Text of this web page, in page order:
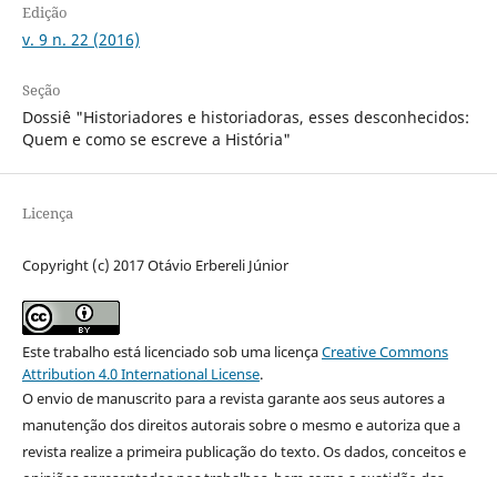
Edição
v. 9 n. 22 (2016)
Seção
Dossiê "Historiadores e historiadoras, esses desconhecidos:
Quem e como se escreve a História"
Licença
Copyright (c) 2017 Otávio Erbereli Júnior
Este trabalho está licenciado sob uma licençaCreative Commons
Attribution 4.0 International License.
O envio de manuscrito para a revista garante aos seus autores a
manutenção dos direitos autorais sobre o mesmo e autoriza que a
revista realize a primeira publicação do texto. Os dados, conceitos e